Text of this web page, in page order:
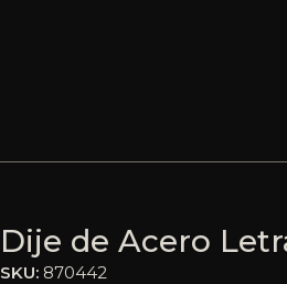
Dije de Acero
SKU: 870442